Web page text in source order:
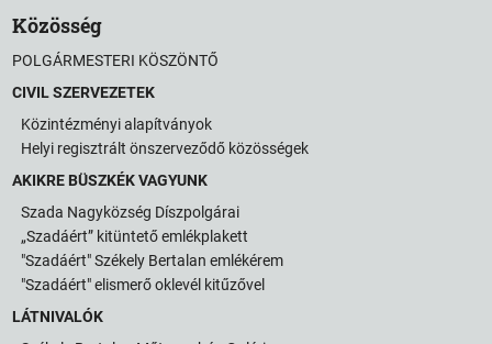
Közösség
POLGÁRMESTERI KÖSZÖNTŐ
CIVIL SZERVEZETEK
Közintézményi alapítványok
Helyi regisztrált önszerveződő közösségek
AKIKRE BÜSZKÉK VAGYUNK
Szada Nagyközség Díszpolgárai
„Szadáért” kitüntető emlékplakett
"Szadáért" Székely Bertalan emlékérem
"Szadáért" elismerő oklevél kitűzővel
LÁTNIVALÓK